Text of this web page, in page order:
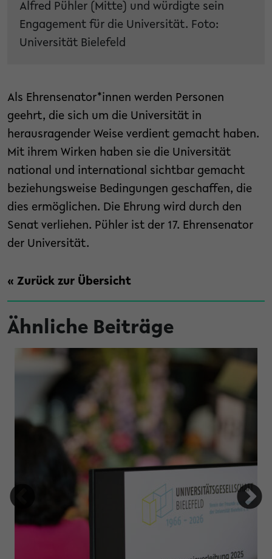
Alfred Pühler (Mitte) und würdigte sein
Engagement für die Universität. Foto:
Universität Bielefeld
Als Ehrensenator*innen werden Personen
geehrt, die sich um die Universität in
herausragender Weise verdient gemacht haben.
Mit ihrem Wirken haben sie die Universität
national und international sichtbar gemacht
beziehungsweise Bedingungen geschaffen, die
dies ermöglichen. Die Ehrung wird durch den
Senat verliehen. Pühler ist der 17. Ehrensenator
der Universität.
« Zurück zur Übersicht
Ähnliche Beiträge
Studienfonds OWL